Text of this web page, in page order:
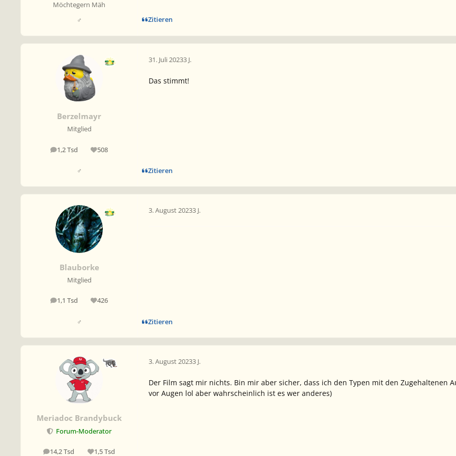
Möchtegern Mäh
♂
Zitieren
Berzelmayr
Mitglied
1,2 Tsd
Beiträge 508
Reputation
♂
31. Juli 20233 J.
Das stimmt!
Zitieren
Blauborke
Mitglied
1,1 Tsd
Beiträge 426
Reputation
♂
3. August 20233 J.
Zitieren
Meriadoc Brandybuck
Forum-Moderator
14,2 Tsd
Beiträge 1,5 Tsd
Reputation
3. August 20233 J.
Der Film sagt mir nichts. Bin mir aber sicher, dass ich den Typen mit den Zugehaltenen
vor Augen lol aber wahrscheinlich ist es wer anderes)